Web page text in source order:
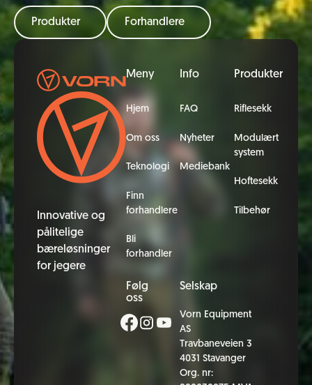
Produkter Forhandlere
Innovative og
pålitelige
bæreløsninger
for jegere
Meny
Hjem
Om oss
Teknologi
Finn
forhandlere
Bli
forhandler
Info
FAQ
Nyheter
Mediebank
Produkter
Riflesekk
Modulært
system
Hoftesekk
Tilbehør
Følg
oss
Selskap
Vorn Equipment
AS
Travbaneveien 3
4031 Stavanger
Org. nr: